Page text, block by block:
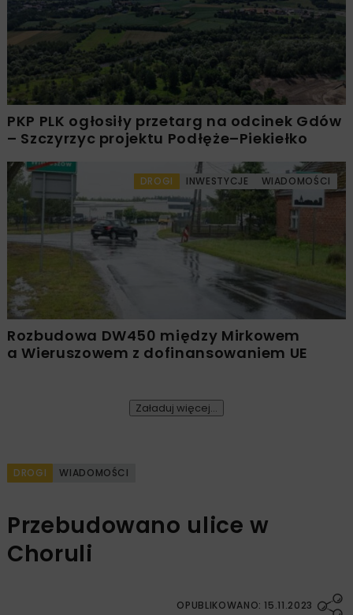
PKP PLK ogłosiły przetarg na odcinek Gdów
– Szczyrzyc projektu Podłęże–Piekiełko
DROGI INWESTYCJE WIADOMOŚCI
Rozbudowa DW450 między Mirkowem
a Wieruszowem z dofinansowaniem UE
Załaduj więcej...
DROGI WIADOMOŚCI
Przebudowano ulice w
Choruli
OPUBLIKOWANO: 15.11.2023